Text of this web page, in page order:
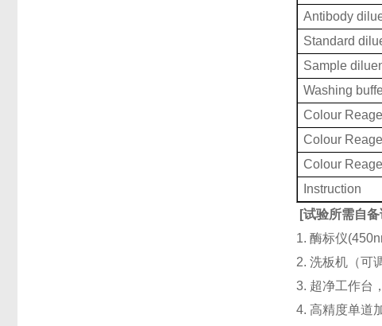
Antibody
Standard
Sample
Washing
Colour
Colour
Colour
Instruction
[试验所需自
1. 酶标仪
2. 洗板机（可
3. 超净工作台
4. 高精度单道